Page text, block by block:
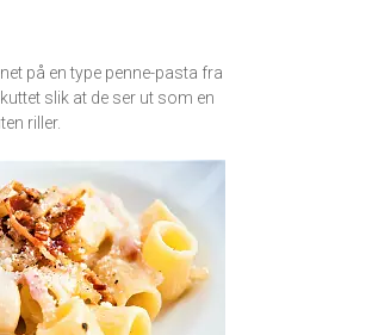
på en type penne-pasta fra
slik at de ser ut som en
riller.